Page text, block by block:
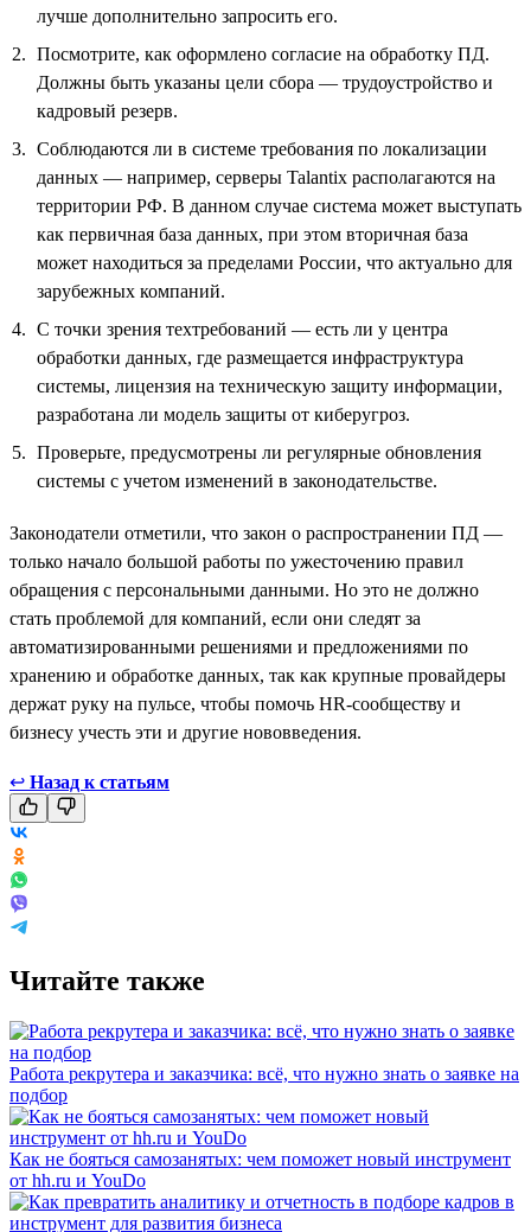
лучше дополнительно запросить его.
Посмотрите, как оформлено согласие на обработку ПД.
Должны быть указаны цели сбора — трудоустройство и
кадровый резерв.
Соблюдаются ли в системе требования по локализации
данных — например, серверы Talantix располагаются на
территории РФ. В данном случае система может выступать
как первичная база данных, при этом вторичная база
может находиться за пределами России, что актуально для
зарубежных компаний.
С точки зрения техтребований — есть ли у центра
обработки данных, где размещается инфраструктура
системы, лицензия на техническую защиту информации,
разработана ли модель защиты от киберугроз.
Проверьте, предусмотрены ли регулярные обновления
системы с учетом изменений в законодательстве.
Законодатели отметили, что закон о распространении ПД —
только начало большой работы по ужесточению правил
обращения с персональными данными. Но это не должно
стать проблемой для компаний, если они следят за
автоматизированными решениями и предложениями по
хранению и обработке данных, так как крупные провайдеры
держат руку на пульсе, чтобы помочь HR-сообществу и
бизнесу учесть эти и другие нововведения.
↩ Назад к статьям
Читайте также
Работа рекрутера и заказчика: всё, что нужно знать о заявке на
подбор
Как не бояться самозанятых: чем поможет новый инструмент
от hh.ru и YouDo